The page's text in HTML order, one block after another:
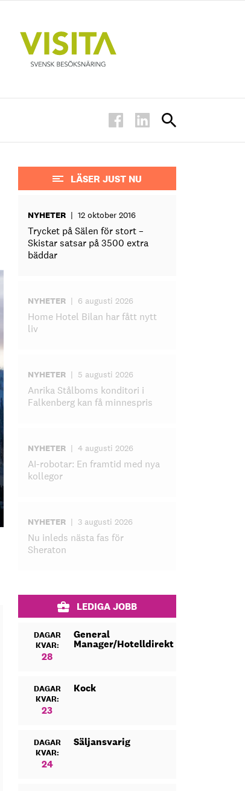
LÄSER JUST NU
NYHETER | 12 oktober 2016
Trycket på Sälen för stort –
Skistar satsar på 3500 extra
bäddar
NYHETER | 6 augusti 2026
Home Hotel Bilan har fått nytt
liv
NYHETER | 5 augusti 2026
Anrika Stålboms konditori i
Falkenberg kan få minnespris
NYHETER | 4 augusti 2026
AI-robotar: En framtid med nya
kollegor
NYHETER | 3 augusti 2026
Nu inleds nästa fas för
Sheraton
LEDIGA JOBB
DAGAR
KVAR:
28
General
Manager/Hotelldirektör
DAGAR
KVAR:
23
Kock
DAGAR
KVAR:
24
Säljansvarig